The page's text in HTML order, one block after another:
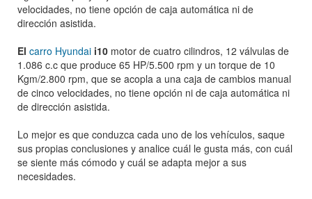
velocidades, no tiene opción de caja automática ni de
dirección asistida.
El carro Hyundai i10 motor de cuatro cilindros, 12 válvulas de
1.086 c.c que produce 65 HP/5.500 rpm y un torque de 10
Kgm/2.800 rpm, que se acopla a una caja de cambios manual
de cinco velocidades, no tiene opción ni de caja automática ni
de dirección asistida.
Lo mejor es que conduzca cada uno de los vehículos, saque
sus propias conclusiones y analice cuál le gusta más, con cuál
se siente más cómodo y cuál se adapta mejor a sus
necesidades.